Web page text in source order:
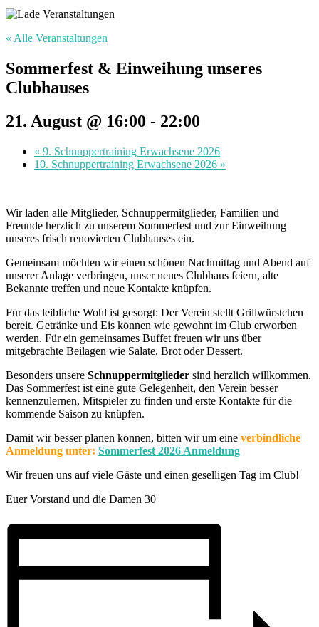
« Alle Veranstaltungen
Sommerfest & Einweihung unseres
Clubhauses
21. August @ 16:00 - 22:00
« 9. Schnuppertraining Erwachsene 2026
10. Schnuppertraining Erwachsene 2026 »
Wir laden alle Mitglieder, Schnuppermitglieder, Familien und
Freunde herzlich zu unserem Sommerfest und zur Einweihung
unseres frisch renovierten Clubhauses ein.
Gemeinsam möchten wir einen schönen Nachmittag und Abend auf
unserer Anlage verbringen, unser neues Clubhaus feiern, alte
Bekannte treffen und neue Kontakte knüpfen.
Für das leibliche Wohl ist gesorgt: Der Verein stellt Grillwürstchen
bereit. Getränke und Eis können wie gewohnt im Club erworben
werden. Für ein gemeinsames Buffet freuen wir uns über
mitgebrachte Beilagen wie Salate, Brot oder Dessert.
Besonders unsere Schnuppermitglieder sind herzlich willkommen.
Das Sommerfest ist eine gute Gelegenheit, den Verein besser
kennenzulernen, Mitspieler zu finden und erste Kontakte für die
kommende Saison zu knüpfen.
Damit wir besser planen können, bitten wir um eine verbindliche
Anmeldung unter: Sommerfest 2026 Anmeldung
Wir freuen uns auf viele Gäste und einen geselligen Tag im Club!
Euer Vorstand und die Damen 30